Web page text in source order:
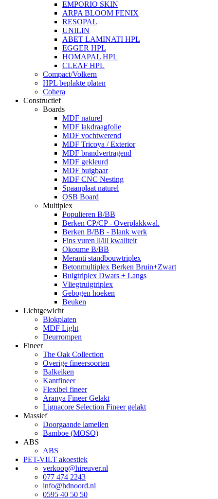
EMPORIO SKIN
ARPA BLOOM FENIX
RESOPAL
UNILIN
ABET LAMINATI HPL
EGGER HPL
HOMAPAL HPL
CLEAF HPL
Compact/Volkern
HPL beplakte platen
Cohera
Constructief
Boards
MDF naturel
MDF lakdraagfolie
MDF vochtwerend
MDF Tricoya / Exterior
MDF brandvertragend
MDF gekleurd
MDF buigbaar
MDF CNC Nesting
Spaanplaat naturel
OSB Board
Multiplex
Populieren B/BB
Berken CP/CP - Overplakkwal.
Berken B/BB - Blank werk
Fins vuren ll/lll kwaliteit
Okoume B/BB
Meranti standbouwtriplex
Betonmultiplex Berken Bruin+Zwart
Buigtriplex Dwars + Langs
Vliegtruigtriplex
Gebogen hoeken
Beuken
Lichtgewicht
Blokplaten
MDF Light
Deurrompen
Fineer
The Oak Collection
Overige fineersoorten
Balkeiken
Kantfineer
Flexibel fineer
Aranya Fineer Gelakt
Lignacore Selection Fineer gelakt
Massief
Doorgaande lamellen
Bamboe (MOSO)
ABS
ABS
PET-VILT akoestiek
verkoop@hireuver.nl
077 474 2243
info@hdnoord.nl
0595 40 50 50